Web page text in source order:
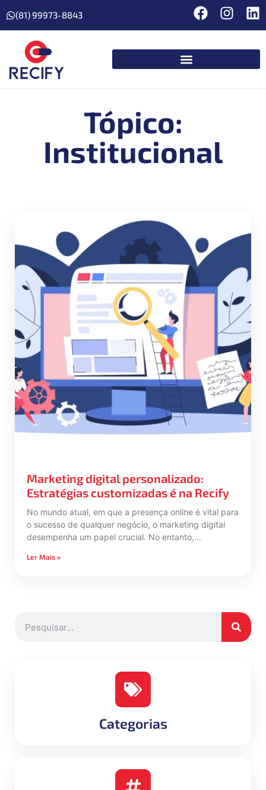
(81) 99973-8843
Tópico:
Institucional
Marketing digital personalizado:
Estratégias customizadas é na Recify
No mundo atual, em que a presença online é vital para
o sucesso de qualquer negócio, o marketing digital
desempenha um papel crucial. No entanto,
Ler Mais »
Categorias